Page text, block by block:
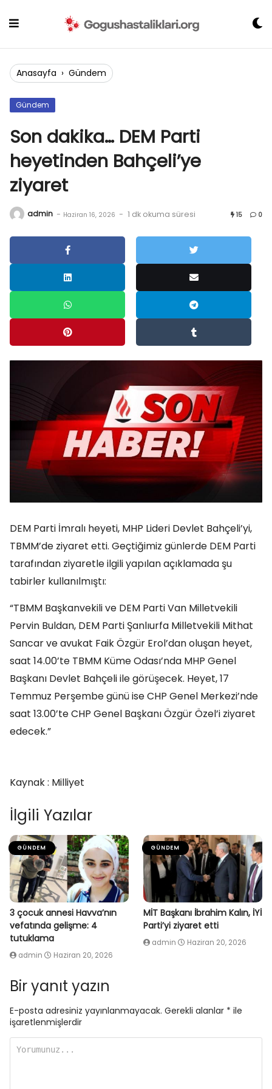
Anasayfa › Gündem
Gündem
Son dakika… DEM Parti
heyetinden Bahçeli’ye
ziyaret
admin - Haziran 16, 2026 - 1 dk okuma süresi 15 0
DEM Parti İmralı heyeti, MHP Lideri Devlet Bahçeli’yi,
TBMM’de ziyaret etti. Geçtiğimiz günlerde DEM Parti
tarafından ziyaretle ilgili yapılan açıklamada şu
tabirler kullanılmıştı:
“TBMM Başkanvekili ve DEM Parti Van Milletvekili
Pervin Buldan, DEM Parti Şanlıurfa Milletvekili Mithat
Sancar ve avukat Faik Özgür Erol’dan oluşan heyet,
saat 14.00’te TBMM Küme Odası’nda MHP Genel
Başkanı Devlet Bahçeli ile görüşecek. Heyet, 17
Temmuz Perşembe günü ise CHP Genel Merkezi’nde
saat 13.00’te CHP Genel Başkanı Özgür Özel’i ziyaret
edecek.”
Kaynak : Milliyet
İlgili Yazılar
GÜNDEM
3 çocuk annesi Havva’nın
vefatında gelişme: 4
tutuklama
admin Haziran 20, 2026
GÜNDEM
MİT Başkanı İbrahim Kalın, İYİ
Parti’yi ziyaret etti
admin Haziran 20, 2026
Bir yanıt yazın
E-posta adresiniz yayınlanmayacak. Gerekli alanlar * ile
işaretlenmişlerdir